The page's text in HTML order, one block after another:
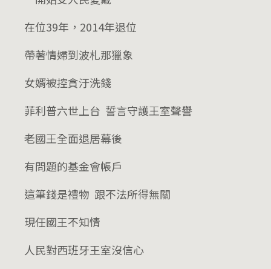
在位39年，2014年退位
帶著情婦到波札那獵象
女婿被控貪汙洗錢
菲利普六世上台 誓言守護王室聲譽
老國王全面退居幕後
有問題的基金會帳戶
這筆錢是禮物 跟不法所得無關
現任國王不知情
人民對西班牙王室沒信心